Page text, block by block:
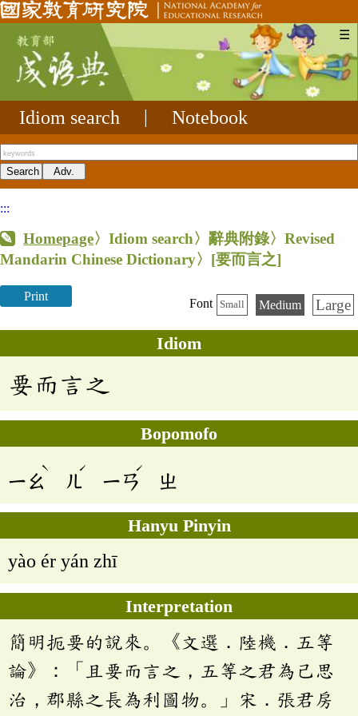
☰
Idiom search Notebook
:::
Homepage〉Idiom search〉辭典附錄〉Revised
Mandarin Chinese Dictionary〉 [要而言之]
Print
Font Small Medium Large
Idiom
要而言之
Bopomofo
ㄧㄠ
ˋ
ㄦ
ˊ
ㄧㄢ
ˊ
ㄓ
Hanyu Pinyin
yào ér yán zhī
Interpretation
簡明扼要的說來。《文選．陸機．五等
論》：「且要而言之，五等之君為己思
治，郡縣之長為利圖物。」宋．張君房